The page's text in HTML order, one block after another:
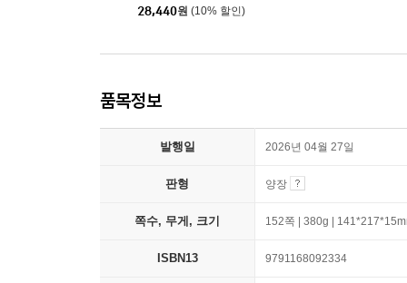
28,440원 (10% 할인)
품목정보
발행일 2026년 04월 27일
판형 양장
쪽수, 무게, 크기 152쪽 | 380g |
ISBN13 9791168092334